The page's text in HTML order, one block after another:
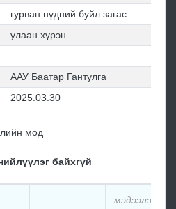
гурван нүдний буйл загас
улаан хүрэн
ААУ Баатар Гантулга
2025.03.30
мод
байхгүй
мэдээлэлгүй